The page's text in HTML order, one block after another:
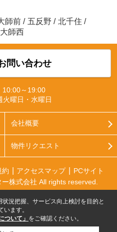
師前 / 五反野 / 北千住 /
師西
問い合わせ
10:00～19:00
火曜日・水曜日
会社概要
物件リクエスト
約 アクセスマップ
PCサイト
株式会社 All rights reserved.
況把握、サービス向上検討を目的と
ます。
ついて」 をご確認ください。